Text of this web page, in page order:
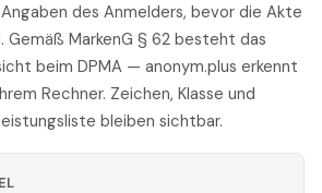
des Anmelders, bevor die Akte
MarkenG § 62 besteht das
beim DPMA — anonym.plus erkennt
Rechner. Zeichen, Klasse und
bleiben sichtbar.